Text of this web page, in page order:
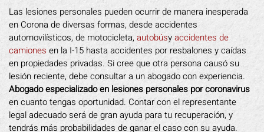
Las lesiones personales pueden ocurrir de manera inesperada
en Corona de diversas formas, desde accidentes
automovilísticos, de motocicleta, autobúsyaccidentes de
camiones en la I-15 hasta accidentes por resbalones y caídas
en propiedades privadas. Si cree que otra persona causó su
lesión reciente, debe consultar a un abogado con experiencia.
Abogado especializado en lesiones personales por coronavirus
en cuanto tengas oportunidad. Contar con el representante
legal adecuado será de gran ayuda para tu recuperación, y
tendrás más probabilidades de ganar el caso con su ayuda.